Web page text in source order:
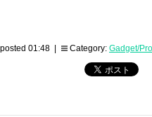
posted 01:48 | Category: Gadget/